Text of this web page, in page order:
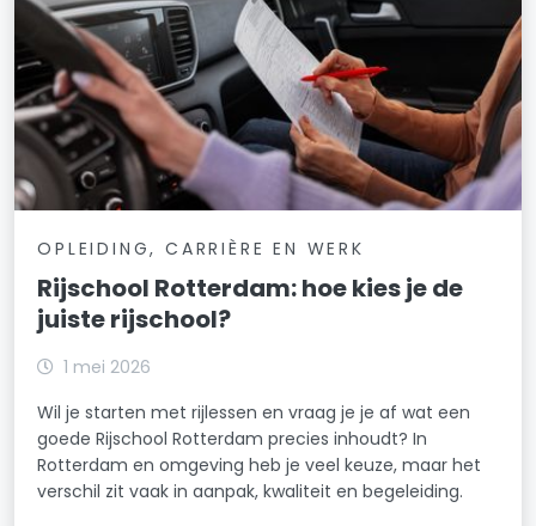
OPLEIDING, CARRIÈRE EN WERK
Rijschool Rotterdam: hoe kies je de
juiste rijschool?
1 mei 2026
Wil je starten met rijlessen en vraag je je af wat een
goede Rijschool Rotterdam precies inhoudt? In
Rotterdam en omgeving heb je veel keuze, maar het
verschil zit vaak in aanpak, kwaliteit en begeleiding.